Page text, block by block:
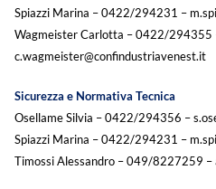
Spiazzi Marina – 0422/294231 –
Wagmeister Carlotta – 0422/294355
c.wagmeister@confindustriavenest.it
Sicurezza e Normativa Tecnica
Osellame Silvia – 0422/294356 –
Spiazzi Marina – 0422/294231 –
Timossi Alessandro – 049/8227259